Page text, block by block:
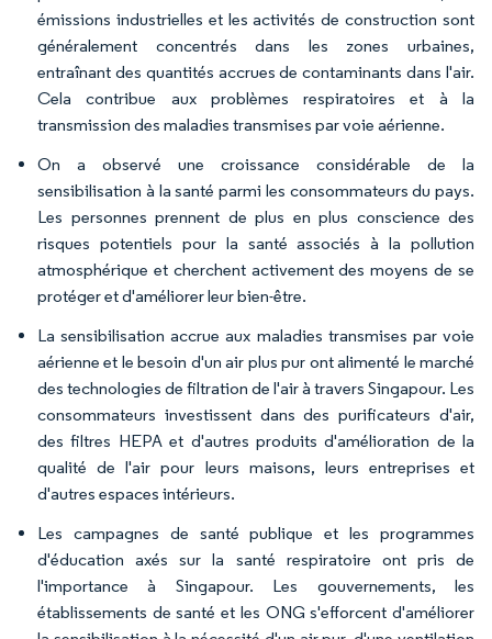
émissions industrielles et les activités de construction sont
généralement concentrés dans les zones urbaines,
entraînant des quantités accrues de contaminants dans l'air.
Cela contribue aux problèmes respiratoires et à la
transmission des maladies transmises par voie aérienne.
On a observé une croissance considérable de la
sensibilisation à la santé parmi les consommateurs du pays.
Les personnes prennent de plus en plus conscience des
risques potentiels pour la santé associés à la pollution
atmosphérique et cherchent activement des moyens de se
protéger et d'améliorer leur bien-être.
La sensibilisation accrue aux maladies transmises par voie
aérienne et le besoin d'un air plus pur ont alimenté le marché
des technologies de filtration de l'air à travers Singapour. Les
consommateurs investissent dans des purificateurs d'air,
des filtres HEPA et d'autres produits d'amélioration de la
qualité de l'air pour leurs maisons, leurs entreprises et
d'autres espaces intérieurs.
Les campagnes de santé publique et les programmes
d'éducation axés sur la santé respiratoire ont pris de
l'importance à Singapour. Les gouvernements, les
établissements de santé et les ONG s'efforcent d'améliorer